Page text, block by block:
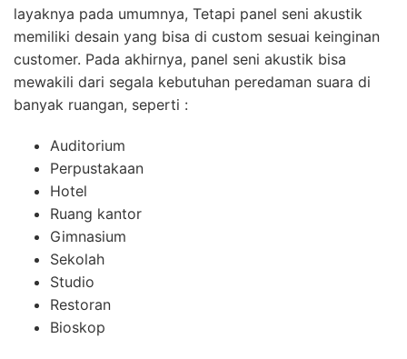
layaknya pada umumnya, Tetapi panel seni akustik
memiliki desain yang bisa di custom sesuai keinginan
customer. Pada akhirnya, panel seni akustik bisa
mewakili dari segala kebutuhan peredaman suara di
banyak ruangan, seperti :
Auditorium
Perpustakaan
Hotel
Ruang kantor
Gimnasium
Sekolah
Studio
Restoran
Bioskop